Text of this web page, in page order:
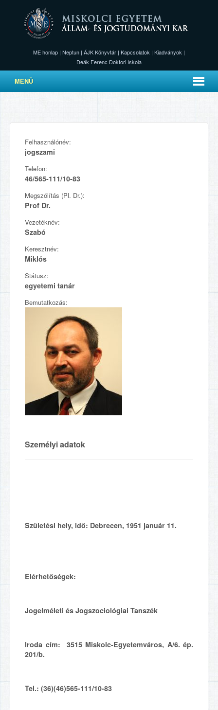
ME honlap | Neptun | ÁJK Könyvtár | Kapcsolatok | Kiadványok |
Deák Ferenc Doktori Iskola
MENÜ
Felhasználónév:
jogszami
Telefon:
46/565-111/10-83
Megszólítás (Pl. Dr.):
Prof Dr.
Vezetéknév:
Szabó
Keresztnév:
Miklós
Státusz:
egyetemi tanár
Bemutatkozás:
Személyi adatok
Születési hely, idő: Debrecen, 1951 január 11.
Elérhetőségek:
Jogelméleti és Jogszociológiai Tanszék
Iroda cím:
3515 Miskolc-Egyetemváros, A/6. ép.
201/b.
Tel.: (36)(46)565-111/10-83